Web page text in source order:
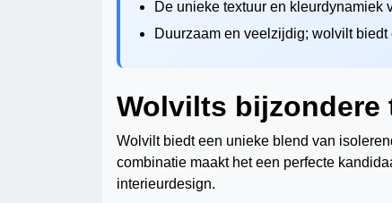
De unieke textuur en kleurdynamiek
Duurzaam en veelzijdig; wolvilt
Wolvilts bijzondere
Wolvilt biedt een unieke blend van
combinatie maakt het een perfecte
interieurdesign.